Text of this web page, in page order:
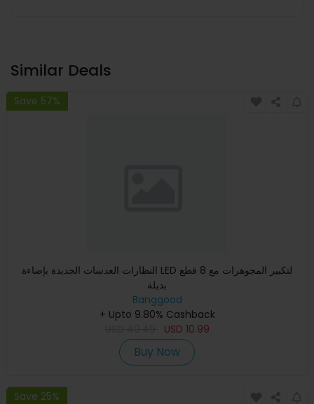
Similar Deals
Save 57%
النظارات العدسات الجديدة بإضاءة LED لتكبير المجوهرات مع 8 قطع
بديلة
Banggood
+ Upto 9.80% Cashback
USD 10.99
Buy Now
Save 25%